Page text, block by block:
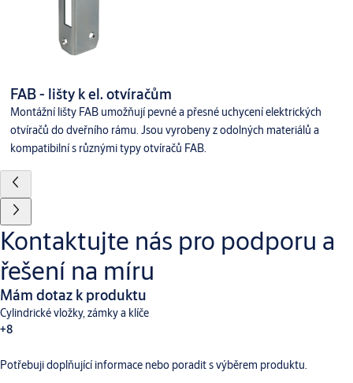
FAB - lišty k el. otvíračům
Montážní lišty FAB umožňují pevné a přesné uchycení elektrických
otvíračů do dveřního rámu. Jsou vyrobeny z odolných materiálů a
kompatibilní s různými typy otvíračů FAB.
Kontaktujte nás pro podporu a
řešení na míru
Mám dotaz k produktu
Cylindrické vložky, zámky a klíče
+8
Dveřní vybaveníAperio Digitální a přístupové systémy
Potřebuji doplňující informace nebo poradit s výběrem produktu.